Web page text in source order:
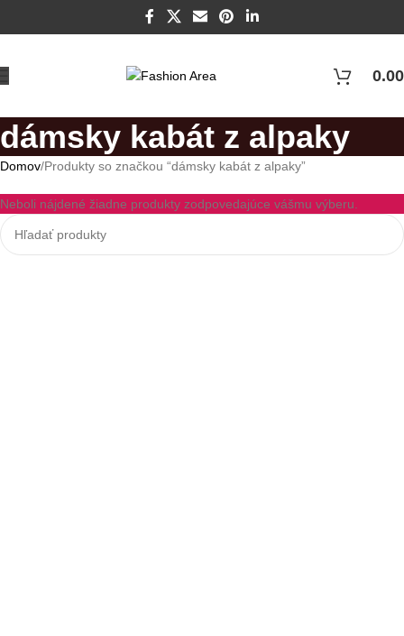
0.00
dámsky kabát z alpaky
Domov Produkty so značkou “dámsky kabát z alpaky”
Neboli nájdené žiadne produkty zodpovedajúce vášmu výberu.